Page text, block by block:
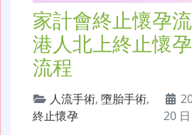
家計會終止懷孕
港人北上終止懷
流程
人流手術, 墮胎手術,
終止懷孕
20 日